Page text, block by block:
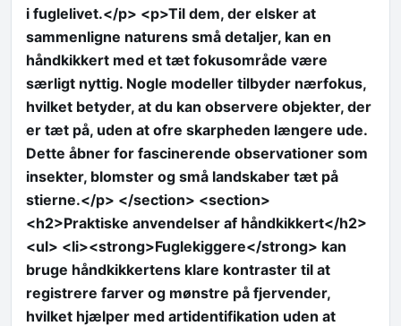
i fuglelivet.</p> <p>Til dem, der elsker at
sammenligne naturens små detaljer, kan en
håndkikkert med et tæt fokusområde være
særligt nyttig. Nogle modeller tilbyder nærfokus,
hvilket betyder, at du kan observere objekter, der
er tæt på, uden at ofre skarpheden længere ude.
Dette åbner for fascinerende observationer som
insekter, blomster og små landskaber tæt på
stierne.</p> </section> <section>
<h2>Praktiske anvendelser af håndkikkert</h2>
<ul> <li><strong>Fuglekiggere</strong> kan
bruge håndkikkertens klare kontraster til at
registrere farver og mønstre på fjervender,
hvilket hjælper med artidentifikation uden at